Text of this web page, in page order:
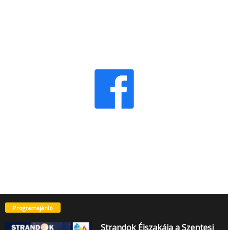
Programajánló
Strandok Éjszakája a Szentesi